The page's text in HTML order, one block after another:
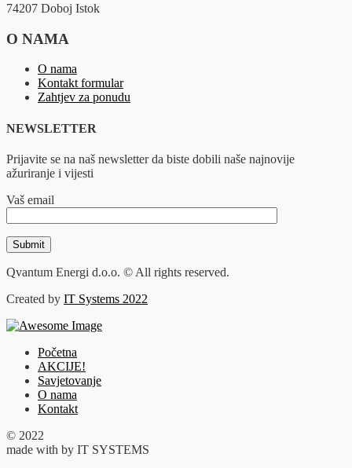
74207 Doboj Istok
O NAMA
O nama
Kontakt formular
Zahtjev za ponudu
NEWSLETTER
Prijavite se na naš newsletter da biste dobili naše najnovije
ažuriranje i vijesti
Vaš email
Qvantum Energi d.o.o. © All rights reserved.
Created by IT Systems 2022
Početna
AKCIJE!
Savjetovanje
O nama
Kontakt
© 2022
made with by IT SYSTEMS